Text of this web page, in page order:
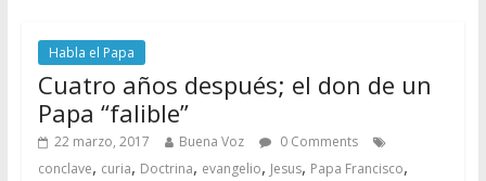
Habla el Papa
Cuatro años después; el don de un
Papa “falible”
22 marzo, 2017 Buena Voz
0 Comments
conclave, curia, Doctrina, evangelio, Jesus, Papa Francisco,